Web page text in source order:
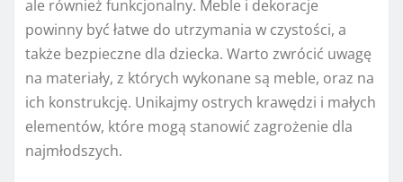
ale również funkcjonalny. Meble i dekoracje
powinny być łatwe do utrzymania w czystości, a
także bezpieczne dla dziecka. Warto zwrócić uwagę
na materiały, z których wykonane są meble, oraz na
ich konstrukcję. Unikajmy ostrych krawędzi i małych
elementów, które mogą stanowić zagrożenie dla
najmłodszych.